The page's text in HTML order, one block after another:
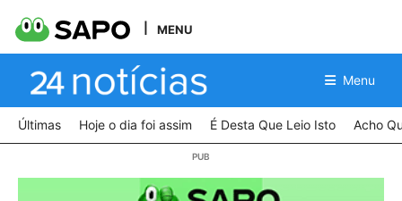
MENU
Menu
Últimas Hoje o dia foi assim É Desta Que Leio Isto Acho